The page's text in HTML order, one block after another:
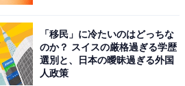
「移民」に冷たいのはどっちな
のか？ スイスの厳格過ぎる学歴
選別と、日本の曖昧過ぎる外国
人政策